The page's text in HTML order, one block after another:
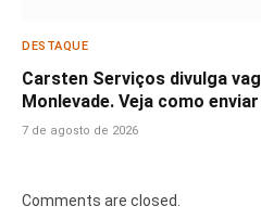
DESTAQUE
Carsten Serviços divulga
Monlevade. Veja como
7 de agosto de 2026
Comments are closed.